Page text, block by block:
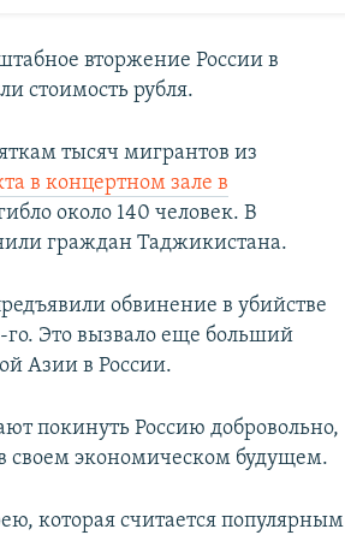
вторжение России в
стоимость рубля.
тысяч мигрантов из
в концертном зале в
около 140 человек. В
граждан Таджикистана.
обвинение в убийстве
го. Это вызвало еще больший
Азии в России.
покинуть Россию добровольно,
своем экономическом будущем.
которая считается популярным